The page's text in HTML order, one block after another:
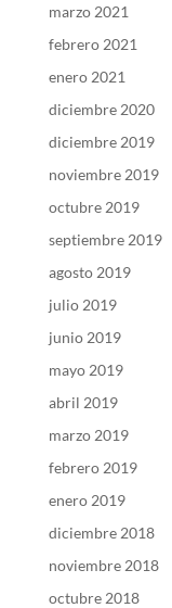
marzo 2021
febrero 2021
enero 2021
diciembre 2020
diciembre 2019
noviembre 2019
octubre 2019
septiembre 2019
agosto 2019
julio 2019
junio 2019
mayo 2019
abril 2019
marzo 2019
febrero 2019
enero 2019
diciembre 2018
noviembre 2018
octubre 2018